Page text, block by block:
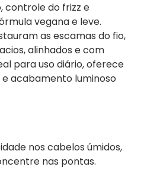
controle do frizz e
vegana e leve.
as escamas do fio,
alinhados e com
para uso diário, oferece
acabamento luminoso
nos cabelos úmidos,
nas pontas.